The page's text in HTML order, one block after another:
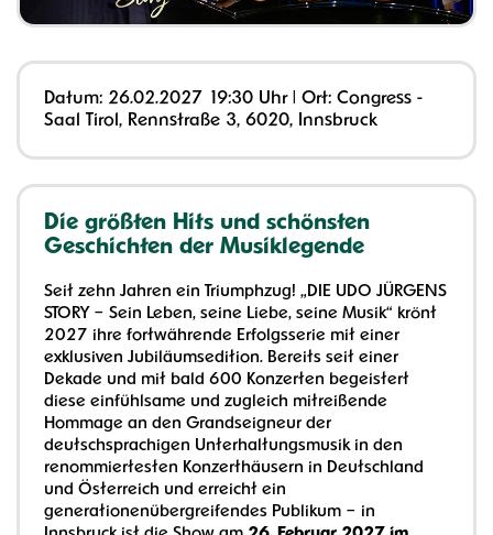
Datum: 26.02.2027 19:30 Uhr | Ort: Congress -
Saal Tirol, Rennstraße 3, 6020, Innsbruck
Die größten Hits und schönsten
Geschichten der Musiklegende
Seit zehn Jahren ein Triumphzug! „DIE UDO JÜRGENS
STORY – Sein Leben, seine Liebe, seine Musik“ krönt
2027 ihre fortwährende Erfolgsserie mit einer
exklusiven Jubiläumsedition. Bereits seit einer
Dekade und mit bald 600 Konzerten begeistert
diese einfühlsame und zugleich mitreißende
Hommage an den Grandseigneur der
deutschsprachigen Unterhaltungsmusik in den
renommiertesten Konzerthäusern in Deutschland
und Österreich und erreicht ein
generationenübergreifendes Publikum – in